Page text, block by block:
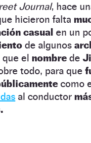
Journal, hace
hicieron falta
casual en un
de algunos
que el nombre de
todo, para que
como
al conductor